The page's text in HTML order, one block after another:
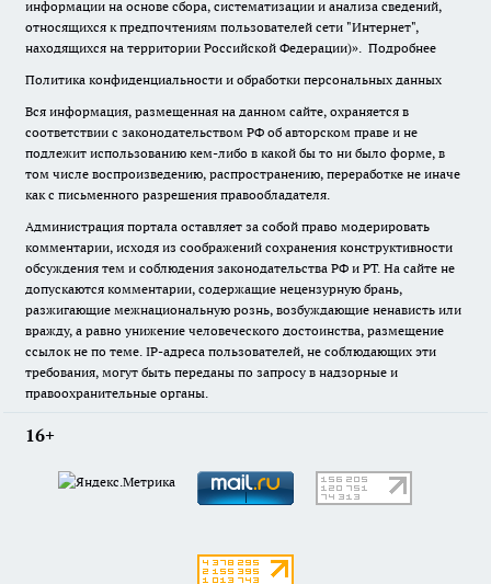
информации на основе сбора, систематизации и анализа сведений,
относящихся к предпочтениям пользователей сети "Интернет",
находящихся на территории Российской Федерации)». Подробнее
Политика конфиденциальности и обработки персональных данных
Вся информация, размещенная на данном сайте, охраняется в
соответствии с законодательством РФ об авторском праве и не
подлежит использованию кем-либо в какой бы то ни было форме, в
том числе воспроизведению, распространению, переработке не иначе
как с письменного разрешения правообладателя.
Администрация портала оставляет за собой право модерировать
комментарии, исходя из соображений сохранения конструктивности
обсуждения тем и соблюдения законодательства РФ и РТ. На сайте не
допускаются комментарии, содержащие нецензурную брань,
разжигающие межнациональную рознь, возбуждающие ненависть или
вражду, а равно унижение человеческого достоинства, размещение
ссылок не по теме. IP-адреса пользователей, не соблюдающих эти
требования, могут быть переданы по запросу в надзорные и
правоохранительные органы.
16+